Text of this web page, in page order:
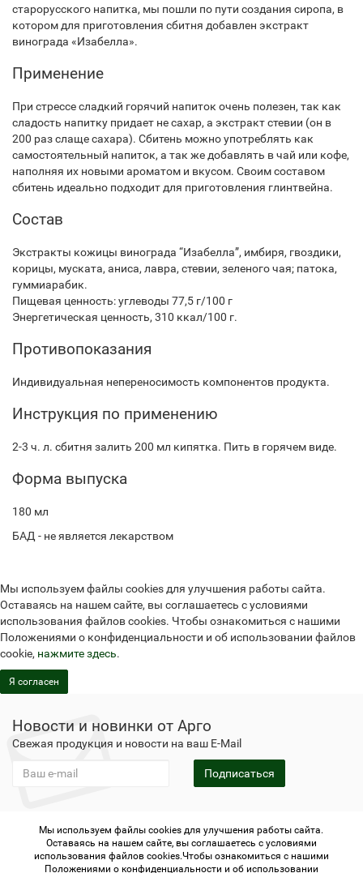
старорусского напитка, мы пошли по пути создания сиропа, в
котором для приготовления сбитня добавлен экстракт
винограда «Изабелла».
Применение
При стрессе сладкий горячий напиток очень полезен, так как
сладость напитку придает не сахар, а экстракт стевии (он в
200 раз слаще сахара). Сбитень можно употреблять как
самостоятельный напиток, а так же добавлять в чай или кофе,
наполняя их новыми ароматом и вкусом. Своим составом
сбитень идеально подходит для приготовления глинтвейна.
Состав
Экстракты кожицы винограда “Изабелла”, имбиря, гвоздики,
корицы, муската, аниса, лавра, стевии, зеленого чая; патока,
гуммиарабик.
Пищевая ценность: углеводы 77,5 г/100 г
Энергетическая ценность, 310 ккал/100 г.
Противопоказания
Индивидуальная непереносимость компонентов продукта.
Инструкция по применению
2-3 ч. л. сбитня залить 200 мл кипятка. Пить в горячем виде.
Форма выпуска
180 мл
БАД - не является лекарством
Мы используем файлы cookies для улучшения работы сайта.
Оставаясь на нашем сайте, вы соглашаетесь с условиями
использования файлов cookies. Чтобы ознакомиться с нашими
Положениями о конфиденциальности и об использовании файлов
cookie, нажмите здесь.
Я согласен
Новости и новинки от Арго
Свежая продукция и новости на ваш E-Mail
Подписаться
Не является публичной офертой
Политика
конфиденциальности
Не является публичной офертой
Политика конфиденциальности
Регистрация в Арго
Мы используем файлы cookies для улучшения работы сайта.
Оставаясь на нашем сайте, вы соглашаетесь с условиями
использования файлов cookies.Чтобы ознакомиться с нашими
Положениями о конфиденциальности и об использовании